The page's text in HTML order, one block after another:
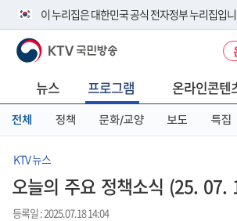
이 누리집은 대한민국 공식 전자정부 누리집입
공식 누리집 주소 확인하기
니다.
이밖에 or.kr 또는 .kr등 다른 도메인 주소를 사용
서 도메인 주소를 확인해 보세요
KTV 국민방송
뉴스 프로그램 온라인콘텐
전체 정책 문화/교양 보도 특집
KTV 뉴스
오늘의 주요 정책소식 (25. 07.
등록일 : 2025.07.18 14:04